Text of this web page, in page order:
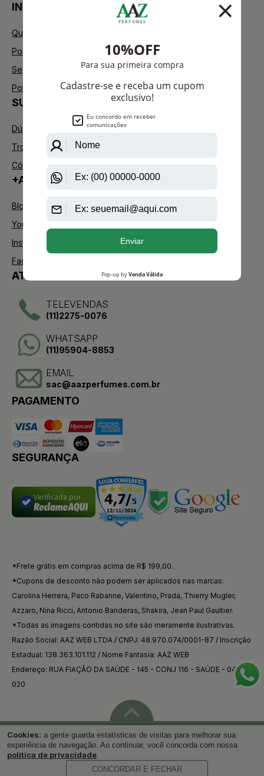
INSTITUCIONAL
Quem Somos
Política de Privacidade
Segurança
Política de Troca
SUPORTE
Dúvidas Frequentes
Trocas e Devoluções
Código de defesa do consumidor
+AAZ PERFUMES
Blog
Youtube
Instagram
Facebook
ATENDIMENTO
TELEVENDAS
(11)2275-0076
WHATSAPP
(11)95904-8853
EMAIL
sac@aazperfumes.com.br
PAGAMENTO
SEGURANÇA
Verificada por
*Frete grátis em compras acima de R$ 199,00.
*Cupons de desconto não podem ser aplicados nas marcas:
Carolina Herrera, Paco Rabanne, Valentino, Prada, Thierry Mugler,
Azzaro, Nina Ricci, Antonio Banderas, Shakira, Jean Paul Gaultier.
*Todas as imagens contidas no site são meramente ilustrativas.
Razão Social: AAZ WEB LTDA / CNPJ: 48.970.074/0001-87 / Inscrição
Estadual: 138.363.101.112 / Nome Fantasia: AAZ WEB
Endereço: RUA FIAÇÃO DA SAÚDE - 145 - CONJ 116 - SAÚDE - 04144-
020
Voltar ao topo
Cookies: a gente guarda estatísticas de visitas para melhorar sua
experiência de navegação. Ao continuar, você concorda com nossa
política de privacidade.
CONCORDAR E FECHAR